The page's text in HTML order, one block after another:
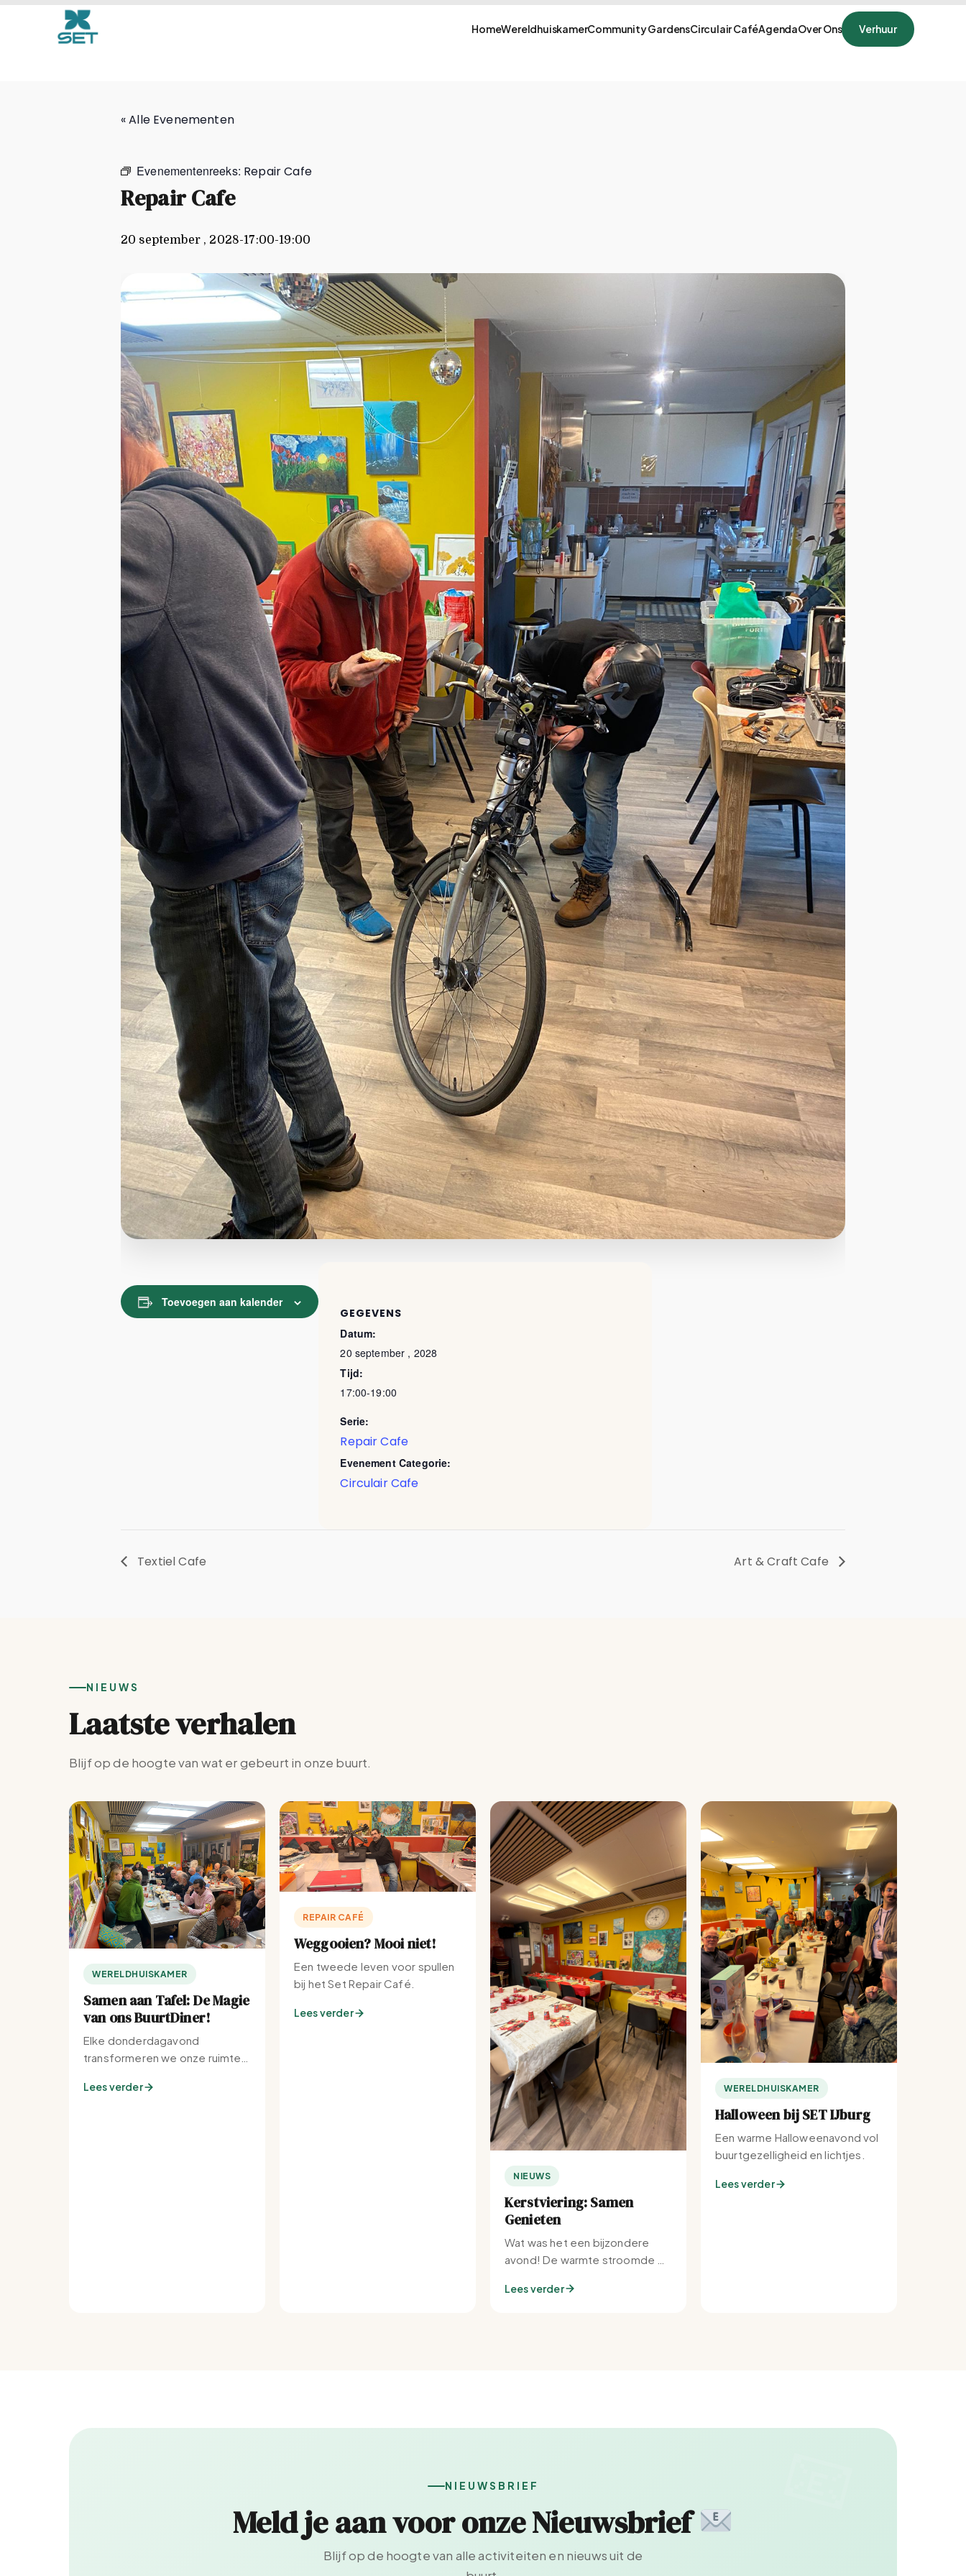
HomeWereldhuiskamerCommunity GardensCirculair CaféAgendaOver Ons Verhuur
Repair Cafe
« Alle Evenementen
Evenementenreeks: Repair Cafe
Repair Cafe
20 september , 2028-17:00-19:00
Toevoegen aan kalender
GEGEVENS
Datum:
20 september , 2028
Tijd:
17:00-19:00
Serie:
Repair Cafe
Evenement Categorie:
Circulair Cafe
Textiel Cafe Art & Craft Cafe
NIEUWS
Laatste verhalen
Blijf op de hoogte van wat er gebeurt in onze buurt.
WERELDHUISKAMER
Samen aan Tafel: De Magie
van ons BuurtDiner!
Elke donderdagavond
transformeren we onze ruimte
buurt.
Lees verder
REPAIR CAFÉ
Weggooien? Mooi niet!
Een tweede leven voor spullen
bij het Set Repair Café.
Lees verder
NIEUWS
Kerstviering: Samen
Genieten
Wat was het een bijzondere
avond! De warmte stroomde bij
Lees verder
WERELDHUISKAMER
Halloween bij SET IJburg
Een warme Halloweenavond vol
buurtgezelligheid en lichtjes.
Lees verder
NIEUWSBRIEF
Meld je aan voor onze Nieuwsbrief
Blijf op de hoogte van alle activiteiten en nieuws uit de